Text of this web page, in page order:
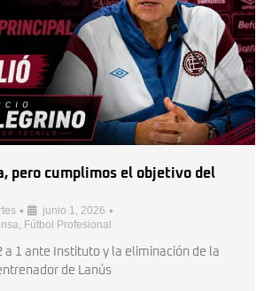
pero cumplimos el objetivo del
• junio 1, 2026 •
, Fútbol Profesional
a 1 ante Instituto y la eliminación de la
de Lanús